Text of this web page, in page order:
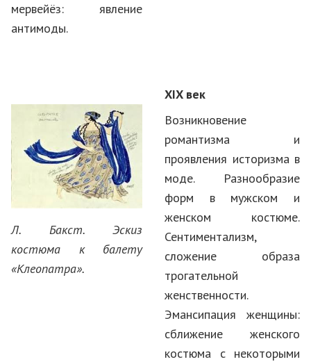
мервейёз: явление
антимоды.
Л. Бакст. Эскиз
костюма к балету
«Клеопатра».
XIXвек
Возникновение
романтизма и
проявления историзма в
моде. Разнообразие
форм в мужском и
женском костюме.
Сентиментализм,
сложение образа
трогательной
женственности.
Эмансипация женщины:
сближение женского
костюма с некоторыми